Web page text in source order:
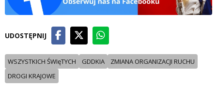
UDOSTĘPNIJ
WSZYSTKICH ŚWIęTYCH GDDKIA
ZMIANA ORGANIZACJI RUCHU
DROGI KRAJOWE